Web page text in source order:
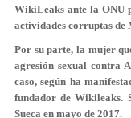
WikiLeaks ante la
actividades corruptas de
Por su parte, la mujer
agresión sexual contra
caso, según ha
fundador de Wikileaks.
Sueca en mayo de 2017.